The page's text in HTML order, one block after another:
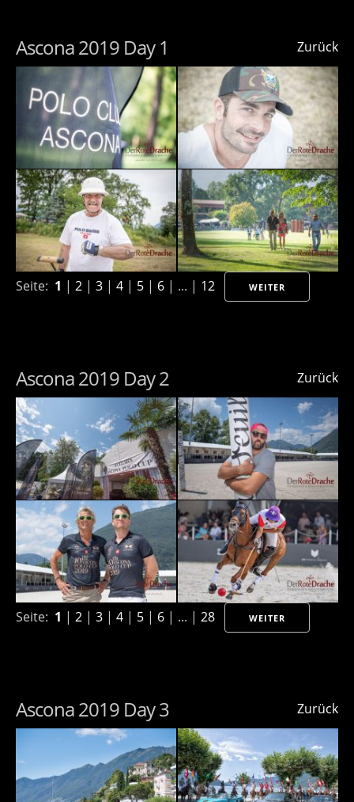
Zurück
Ascona 2019 Day 1
Seite: 1 | 2 | 3 | 4 | 5 | 6 | ... | 12 WEITER
Zurück
Ascona 2019 Day 2
Seite: 1 | 2 | 3 | 4 | 5 | 6 | ... | 28 WEITER
Zurück
Ascona 2019 Day 3